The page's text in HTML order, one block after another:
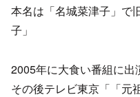
本名は「名城菜津子」で
子」
2005年に大食い番組に出
その後テレビ東京「「元